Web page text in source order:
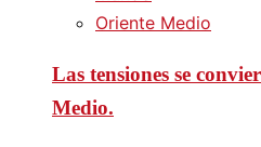
Oriente Medio
Las tensiones se
Medio.